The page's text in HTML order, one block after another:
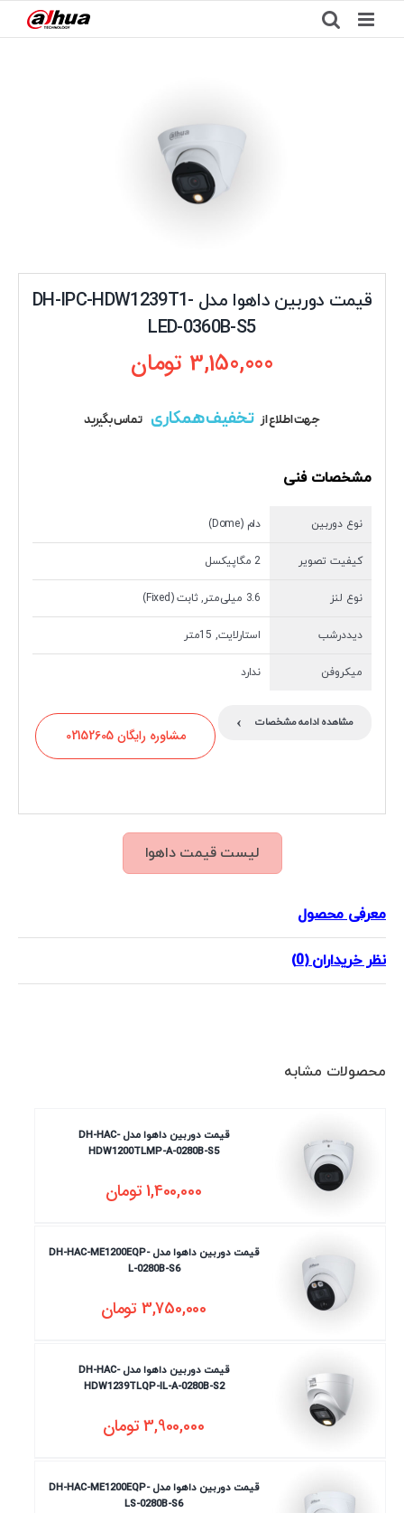
to
قیمت دوربین داهوا مدل DH-IPC-HDW1239T1-
LED-0360B-S5
3,150,000 تومان
جهت اطلاع از تخفیف همکاری تماس بگیرید
مشخصات فنی
نوع دوربین دام (Dome)
کیفیت تصویر 2 مگاپیکسل
نوع لنز 3.6 میلی‌متر, ثابت (Fixed)
دیددرشب استارلایت, 15متر
میکروفن ندارد
مشاهده ادامه مشخصات ›
مشاوره رایگان 02152605
لیست قیمت داهوا
معرفی محصول
نظر خریداران (0)
محصولات مشابه
قیمت دوربین داهوا مدل DH-HAC-
HDW1200TLMP-A-0280B-S5
1,400,000تومان
قیمت دوربین داهوا مدل DH-HAC-ME1200EQP-
L-0280B-S6
3,750,000تومان
قیمت دوربین داهوا مدل DH-HAC-
HDW1239TLQP-IL-A-0280B-S2
3,900,000تومان
قیمت دوربین داهوا مدل DH-HAC-ME1200EQP-
LS-0280B-S6